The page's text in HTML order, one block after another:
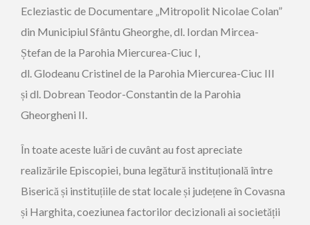
Ecleziastic de Documentare „Mitropolit Nicolae Colan”
din Municipiul Sfântu Gheorghe, dl. Iordan Mircea-
Ștefan de la Parohia Miercurea-Ciuc I,
dl. Glodeanu Cristinel de la Parohia Miercurea-Ciuc III
și dl. Dobrean Teodor-Constantin de la Parohia
Gheorgheni II.
În toate aceste luări de cuvânt au fost apreciate
realizările Episcopiei, buna legătură instituțională între
Biserică și instituțiile de stat locale și județene în Covasna
și Harghita, coeziunea factorilor decizionali ai societății